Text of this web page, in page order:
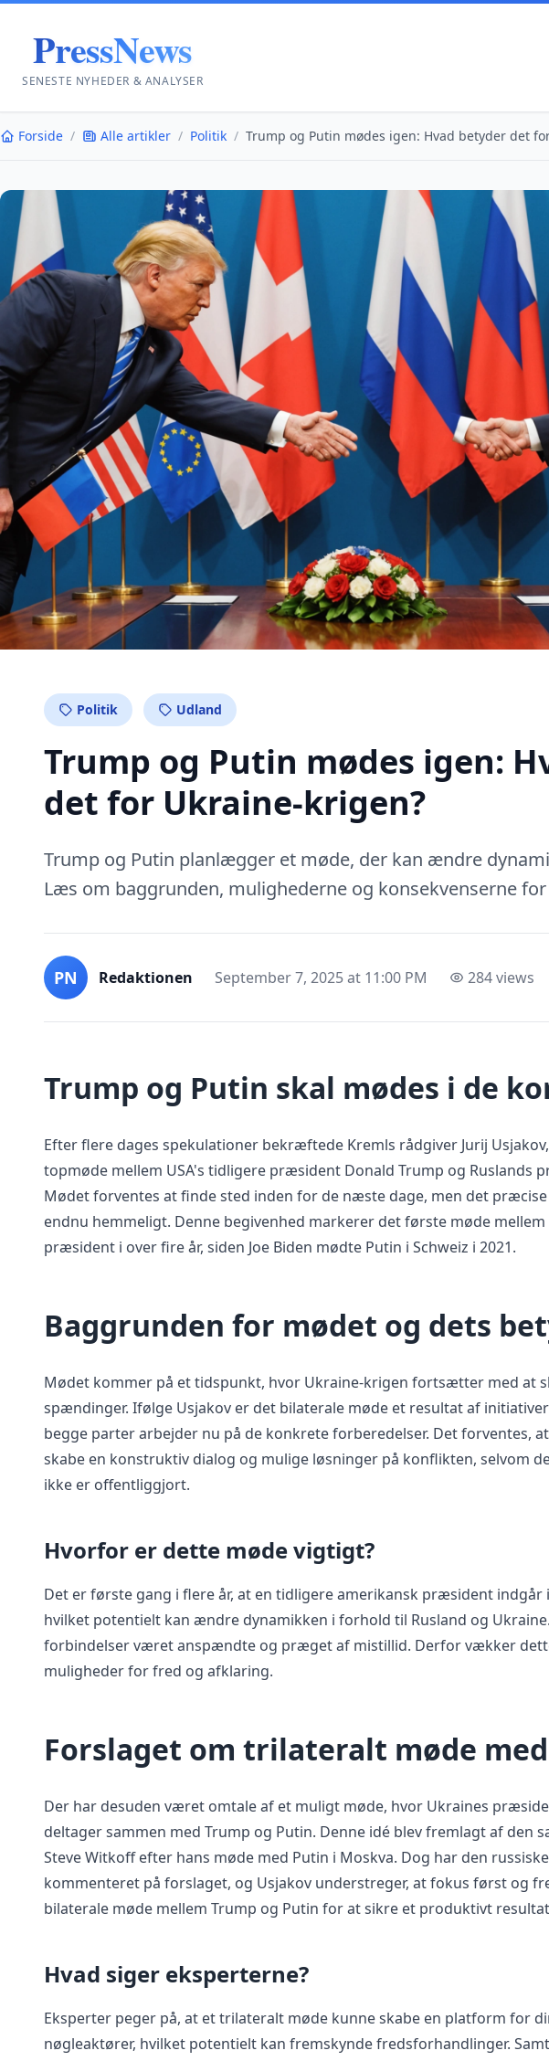
PressNews
SENESTE NYHEDER & ANALYSER
Forside / Alle artikler / Politik / Trump og Putin mødes igen: Hvad betyder det
Politik Udland
Trump og Putin mødes igen:
det for Ukraine-krigen?
Trump og Putin planlægger et møde, der kan ændre
Læs om baggrunden, mulighederne og konsekvenserne
PN Redaktionen September 7, 2025 at 11:00 PM 284 views
Trump og Putin skal mødes i de
Efter flere dages spekulationer bekræftede Kremls rådgiver Jurij
topmøde mellem USA's tidligere præsident Donald Trump og Ruslands
Mødet forventes at finde sted inden for de næste dage, men det
endnu hemmeligt. Denne begivenhed markerer det første møde
præsident i over fire år, siden Joe Biden mødte Putin i Schweiz i 2021.
Baggrunden for mødet og dets
Mødet kommer på et tidspunkt, hvor Ukraine-krigen fortsætter med at
spændinger. Ifølge Usjakov er det bilaterale møde et resultat af
begge parter arbejder nu på de konkrete forberedelser. Det forventes,
skabe en konstruktiv dialog og mulige løsninger på konflikten, selvom
ikke er offentliggjort.
Hvorfor er dette møde vigtigt?
Det er første gang i flere år, at en tidligere amerikansk præsident indgår
hvilket potentielt kan ændre dynamikken i forhold til Rusland og
forbindelser været anspændte og præget af mistillid. Derfor vækker
muligheder for fred og afklaring.
Forslaget om trilateralt møde
Der har desuden været omtale af et muligt møde, hvor Ukraines
deltager sammen med Trump og Putin. Denne idé blev fremlagt af den
Steve Witkoff efter hans møde med Putin i Moskva. Dog har den
kommenteret på forslaget, og Usjakov understreger, at fokus først og
bilaterale møde mellem Trump og Putin for at sikre et produktivt
Hvad siger eksperterne?
Eksperter peger på, at et trilateralt møde kunne skabe en platform for
nøgleaktører, hvilket potentielt kan fremskynde fredsforhandlinger.